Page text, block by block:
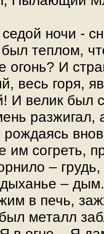
ночи -
теплом,
огонь? И
весь горя,
И велик был
разжигал,
рождаясь
им согреть,
–
–
в печь,
металл